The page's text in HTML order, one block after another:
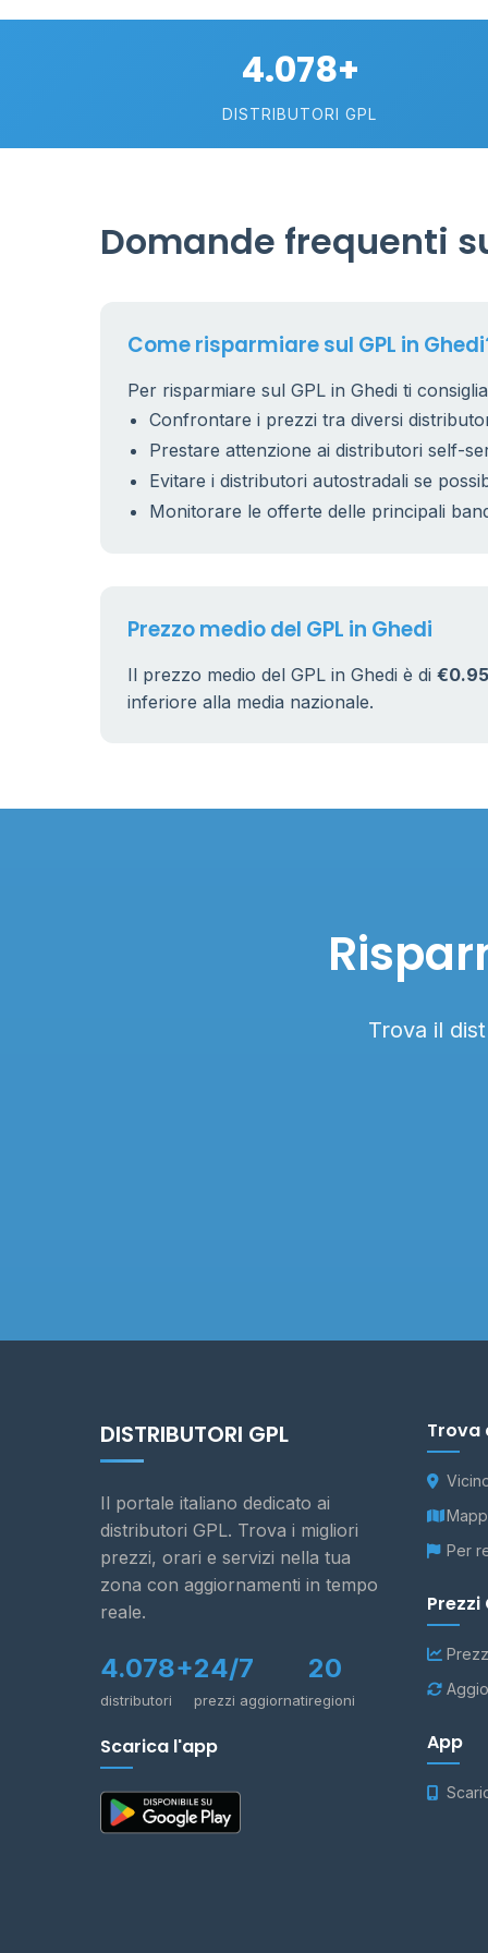
4.078+
DISTRIBUTORI GPL
Domande frequenti
Come risparmiare sul GPL in
Per risparmiare sul GPL in Ghedi ti
Confrontare i prezzi tra diversi
Prestare attenzione ai distributori self-
Evitare i distributori autostradali se
Monitorare le offerte delle principali
Prezzo medio del GPL in Ghedi
Il prezzo medio del GPL in Ghedi è di
inferiore alla media nazionale.
Trova il
DISTRIBUTORI GPL
Il portale italiano dedicato ai
distributori GPL. Trova i migliori
prezzi, orari e servizi nella tua
zona con aggiornamenti in tempo
reale.
4.078+
distributori
24/7
prezzi aggiornati
20
regioni
Scarica l'app
Trova
Per
Prezzi
App